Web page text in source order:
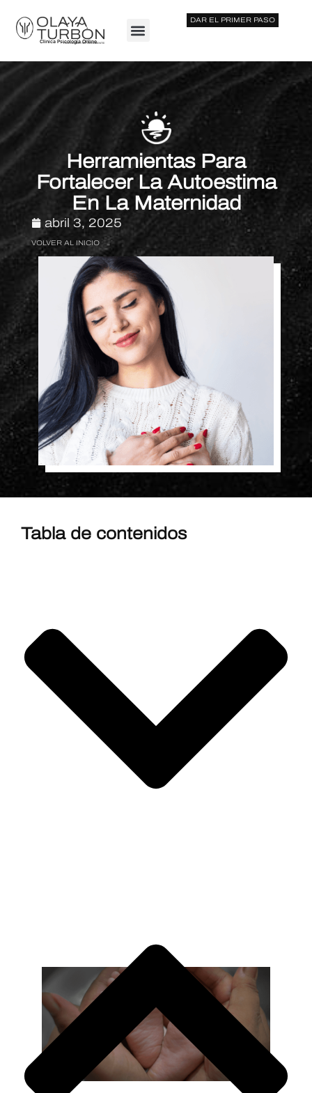
Clinica Psicología Online
DAR EL PRIMER PASO
Herramientas Para
Fortalecer La Autoestima
En La Maternidad
abril 3, 2025
VOLVER AL INICIO
Tabla de contenidos